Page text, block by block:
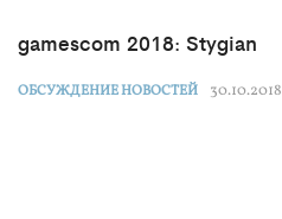
gamescom 2018: Stygian
ОБСУЖДЕНИЕ НОВОСТЕЙ 30.10.2018